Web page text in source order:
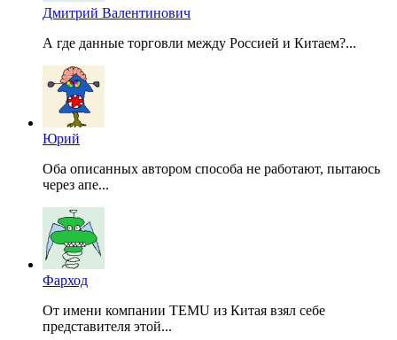
Дмитрий Валентинович
А где данные торговли между Россией и Китаем?...
Юрий
Оба описанных автором способа не работают, пытаюсь
через апе...
Фарход
От имени компании TEMU из Китая взял себе
представителя этой...